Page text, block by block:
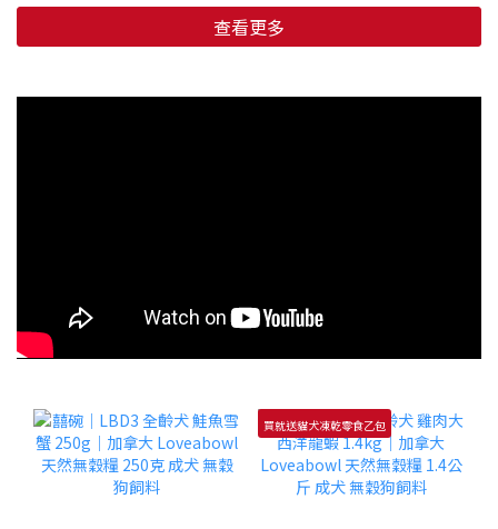
查看更多
買就送貓犬凍乾零食乙包